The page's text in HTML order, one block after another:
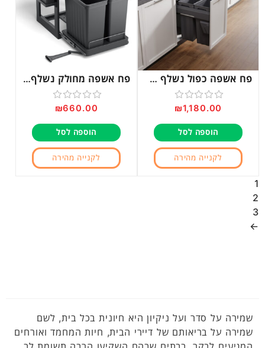
פח אשפה כפול נשלף עם בולם ומדף דגם PD540
דורג
0
5
₪1,180.00
הוספה לסל
לקנייה מהירה
פח אשפה מחולק נשלף עם ארגונית נשלפת דגם PDS500
דורג
0
5
₪660.00
הוספה לסל
לקנייה מהירה
1
2
3
←
שמירה על סדר ועל ניקיון היא חיונית בכל בית, לשם
שמירה על בריאותם של דיירי הבית, חיות המחמד ואורחים